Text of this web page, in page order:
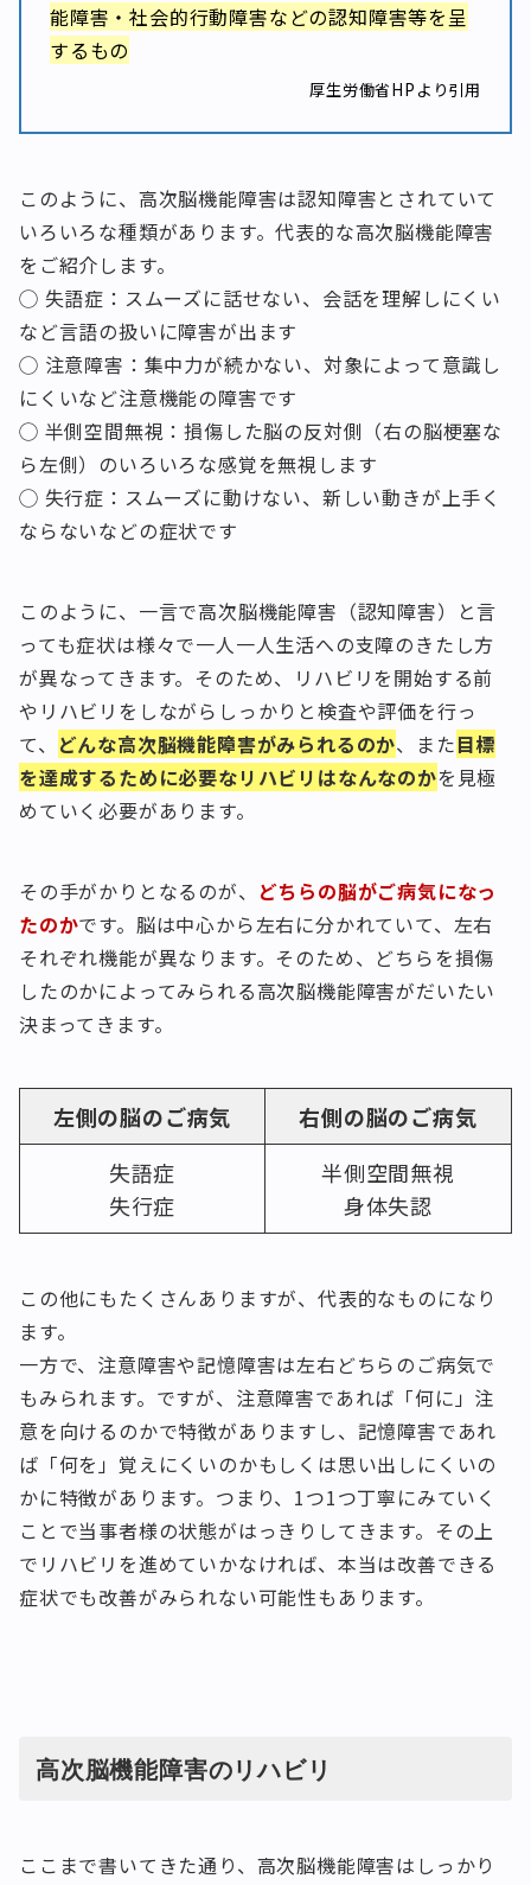
能障害・社会的行動障害などの認知障害等を呈
するもの
厚生労働省HPより引用
このように、高次脳機能障害は認知障害とされていて
いろいろな種類があります。代表的な高次脳機能障害
をご紹介します。
◯ 失語症：スムーズに話せない、会話を理解しにくい
など言語の扱いに障害が出ます
◯ 注意障害：集中力が続かない、対象によって意識し
にくいなど注意機能の障害です
◯ 半側空間無視：損傷した脳の反対側（右の脳梗塞な
ら左側）のいろいろな感覚を無視します
◯ 失行症：スムーズに動けない、新しい動きが上手く
ならないなどの症状です
このように、一言で高次脳機能障害（認知障害）と言
っても症状は様々で一人一人生活への支障のきたし方
が異なってきます。そのため、リハビリを開始する前
やリハビリをしながらしっかりと検査や評価を行っ
て、 どんな高次脳機能障害がみられるのか、また目標
を達成するために必要なリハビリはなんなのかを見極
めていく必要があります。
その手がかりとなるのが、 どちらの脳がご病気になっ
たのかです。脳は中心から左右に分かれていて、左右
それぞれ機能が異なります。そのため、どちらを損傷
したのかによってみられる高次脳機能障害がだいたい
決まってきます。
左側の脳のご病気
右側の脳のご病気
失語症
失行症
半側空間無視
身体失認
この他にもたくさんありますが、代表的なものになり
ます。
一方で、注意障害や記憶障害は左右どちらのご病気で
もみられます。ですが、注意障害であれば「何に」注
意を向けるのかで特徴がありますし、記憶障害であれ
ば「何を」覚えにくいのかもしくは思い出しにくいの
かに特徴があります。つまり、1つ1つ丁寧にみていく
ことで当事者様の状態がはっきりしてきます。その上
でリハビリを進めていかなければ、本当は改善できる
症状でも改善がみられない可能性もあります。
高次脳機能障害のリハビリ
ここまで書いてきた通り、高次脳機能障害はしっかり